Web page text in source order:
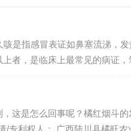
是指感冒表证如鼻塞流涕，
者，是临床上最常见的病证，
疗效。因此，化州橘红可以治
这是怎么回事呢？橘红烟斗的
/专利权人： 广西陆川县橘旺农